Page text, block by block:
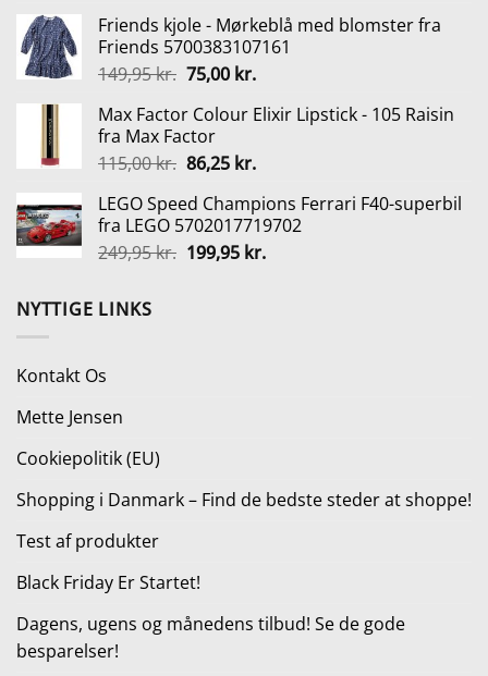
pris
var:
525,00 kr..
pris
er:
Friends kjole - Mørkeblå med blomster fra
Friends 5700383107161
149,95kr. Den
pris
var:
149,95 kr..
75,00 kr.Den
pris
75,00 kr..
Max Factor Colour Elixir Lipstick - 105 Raisin
fra Max Factor
115,00kr. Den
pris
var:
115,00 kr..
86,25 kr.Den
pris
er:
86,25 kr..
LEGO Speed Champions Ferrari F40-superbil
fra LEGO 5702017719702
249,95kr. Den
199,95 kr.Den
NYTTIGE LINKS
Kontakt Os
Mette Jensen
Cookiepolitik (EU)
Shopping i Danmark – Find de bedste steder at shoppe!
Test af produkter
Black Friday Er Startet!
Dagens, ugens og månedens tilbud! Se de gode
besparelser!